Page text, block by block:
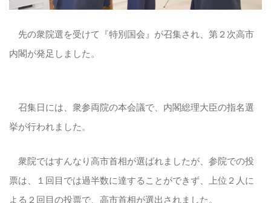
先の衆院選を受けて『特別国会』が召集され、第２次高市
内閣が発足しました。
召集日には、衆参両院の本会議で、内閣総理大臣の指名選
挙が行われました。
衆院ではすんなり高市首相が選ばれましたが、参院での投
票は、１回目では過半数に達することができず、上位２人に
よる２回目の投票で、高市首相が選出されました。